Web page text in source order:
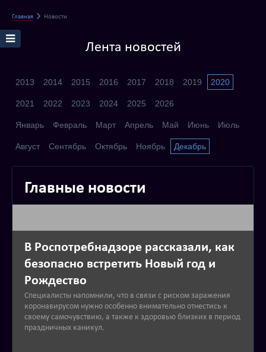
Главная Новости
Лента новостей
2013 2014 2015 2016 2017 2018 2019 2020
2021 2022 2023 2024 2025 2026
Январь Февраль Март Апрель Май Июнь Июль
Август Сентябрь Октябрь Ноябрь Декабрь
Главные новости
В Роспотребнадзоре рассказали, как
безопасно встретить Новый год и
Рождество
Специалисты напомнили, что в связи с риском заражения
коронавирусом нужно особенно внимательно отнестись к
своему самочувствию, а также к здоровью близких в период
праздничных каникул.